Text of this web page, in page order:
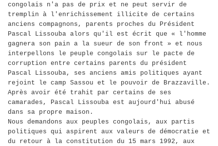
congolais n'a pas de prix et ne peut servir de
tremplin à l'enrichissement illicite de certains
anciens compagnons, parents proches du Président
Pascal Lissouba alors qu'il est écrit que « l'homme
gagnera son pain a la sueur de son front » et nous
interpellons le peuple congolais sur le pacte de
corruption entre certains parents du président
Pascal Lissouba, ses anciens amis politiques ayant
rejoint le camp Sassou et le pouvoir de Brazzaville.
Après avoir été trahit par certains de ses
camarades, Pascal Lissouba est aujourd'hui abusé
dans sa propre maison.
Nous demandons aux peuples congolais, aux partis
politiques qui aspirent aux valeurs de démocratie et
du retour à la constitution du 15 mars 1992, aux